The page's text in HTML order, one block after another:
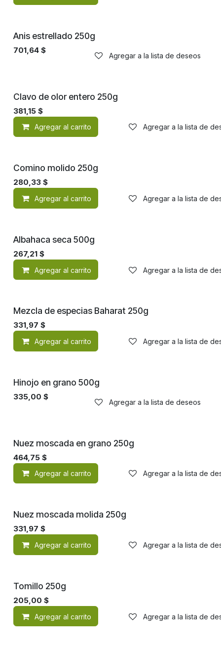
Anis estrellado 250g
701,64 $
Agregar a la lista de deseos
Clavo de olor entero 250g
381,15 $
Agregar al carrito Agregar a la lista de
Comino molido 250g
280,33 $
Agregar al carrito Agregar a la lista de
Albahaca seca 500g
267,21 $
Agregar al carrito Agregar a la lista de
Mezcla de especias Baharat 250g
331,97 $
Agregar al carrito Agregar a la lista de
Hinojo en grano 500g
335,00 $
Agregar a la lista de deseos
Nuez moscada en grano 250g
464,75 $
Agregar al carrito Agregar a la lista de
Nuez moscada molida 250g
331,97 $
Agregar al carrito Agregar a la lista de
Tomillo 250g
205,00 $
Agregar al carrito Agregar a la lista de